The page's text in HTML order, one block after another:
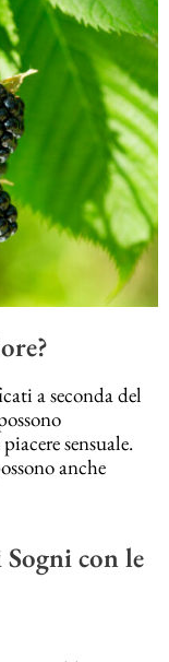
a seconda del
sensuale.
anche
con le